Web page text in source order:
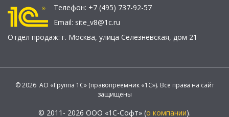
Телефон: +7 (495) 737-92-57
Email: site_v8@1c.ru
Отдел продаж: г. Москва, улица Селезнёвская, дом 21
© 2026 АО «Группа 1С» (правопреемник «1С»). Все права на сайт
защищены
© 2011- 2026 ООО «1С-Софт» (о компании).